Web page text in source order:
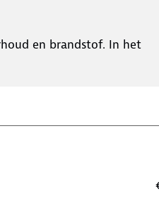
en brandstof. In het